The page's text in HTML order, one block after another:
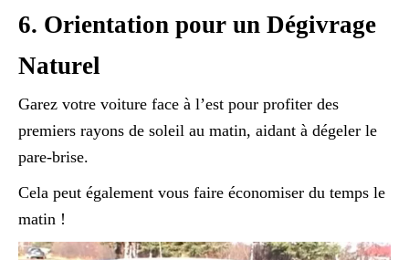
6. Orientation pour un Dégivrage
Naturel
Garez votre voiture face à l’est pour profiter des
premiers rayons de soleil au matin, aidant à dégeler le
pare-brise.
Cela peut également vous faire économiser du temps le
matin !